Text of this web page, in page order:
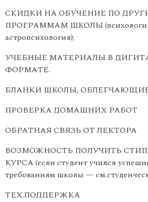
СКИДКИ НА ОБУЧЕНИЕ ПО
ПРОГРАММАМ ШКОЛЫ (психология,
астропсихология);
УЧЕБНЫЕ МАТЕРИАЛЫ В
ФОРМАТЕ.
БЛАНКИ ШКОЛЫ,
ПРОВЕРКА ДОМАШНИХ РАБОТ
ОБРАТНАЯ СВЯЗЬ ОТ ЛЕКТОРА
ВОЗМОЖНОСТЬ ПОЛУЧИТЬ
КУРСА (если студент учился
требованиям школы —
ТЕХ.ПОДДЕРЖКА